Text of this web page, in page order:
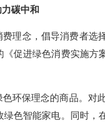
碳中和
理念，倡导消费者选
促进绿色消费实施
环保理念的商品。对
色智能家电。同时